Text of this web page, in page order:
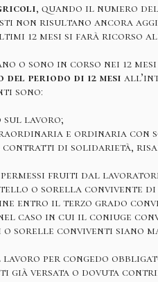
, quando il numero
non risultano ancora
12 mesi si farà ricorso
o sono in corso nei 12
del periodo di 12 mesi
sono:
sul lavoro;
e ordinaria con
contratti di solidarietà,
permessi fruiti dal
o sorella convivente di
entro il terzo grado
caso in cui il coniuge
sorelle conviventi siano
lavoro per congedo
già versata o dovuta